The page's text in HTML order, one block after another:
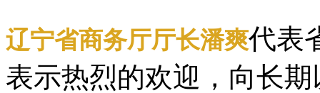
辽宁省商务厅厅长潘爽代表
表示热烈的欢迎，向长